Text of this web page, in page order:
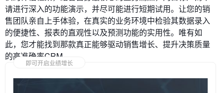
请进行深入的功能演示，并尽可能进行短期试用。让您的销
售团队亲自上手体验，在真实的业务环境中检验其数据录入
的便捷性、报表的直观性以及预测功能的实用性。唯有如
此，您才能找到那款真正能够驱动销售增长、提升决策质量
的高准确率CRM。
即可开启业绩增长